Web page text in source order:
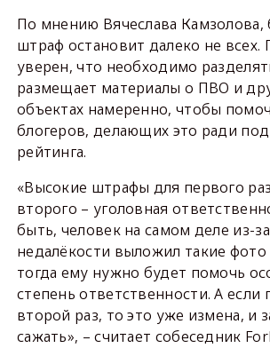
По мнению Вячеслава
штраф остановит далеко не всех.
уверен, что необходимо
размещает материалы о ПВО и
объектах намеренно, чтобы
блогеров, делающих это ради
рейтинга.
«Высокие штрафы для первого
второго – уголовная
быть, человек на самом деле из-
недалёкости выложил такие
тогда ему нужно будет помочь
степень ответственности. А если
второй раз, то это уже измена, и
сажать», – считает собеседник